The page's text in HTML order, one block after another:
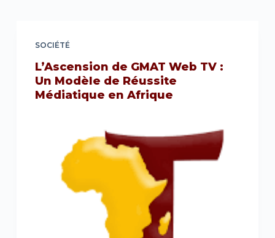
SOCIÉTÉ
L’Ascension de GMAT Web TV :
Un Modèle de Réussite
Médiatique en Afrique